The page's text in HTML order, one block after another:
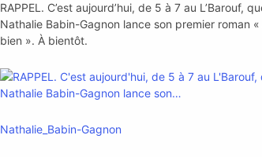
RAPPEL. C’est aujourd’hui, de 5 à 7 au L’Barouf,
Nathalie Babin-Gagnon lance son premier roman «
bien ». À bientôt.
Nathalie_Babin-Gagnon